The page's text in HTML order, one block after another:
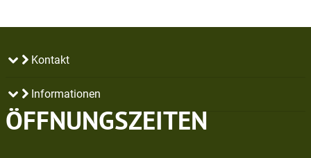
Kontakt
Informationen
ÖFFNUNGSZEITEN